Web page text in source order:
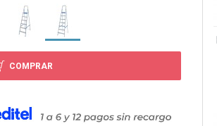
COMPRAR